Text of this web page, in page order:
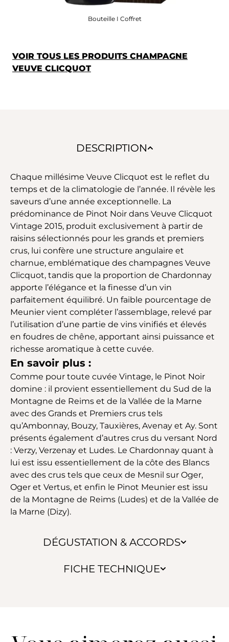
Bouteille I Coffret
VOIR TOUS LES PRODUITS CHAMPAGNE
VEUVE CLICQUOT
DESCRIPTION
DÉGUSTATION & ACCORDS
FICHE TECHNIQUE
Chaque millésime Veuve Clicquot est le reflet du
temps et de la climatologie de l’année. Il révèle les
saveurs d’une année exceptionnelle. La
prédominance de Pinot Noir dans Veuve Clicquot
Vintage 2015, produit exclusivement à partir de
raisins sélectionnés pour les grands et premiers
crus, lui confère une structure angulaire et
charnue, emblématique des champagnes Veuve
Clicquot, tandis que la proportion de Chardonnay
apporte l’élégance et la finesse d’un vin
parfaitement équilibré. Un faible pourcentage de
Meunier vient compléter l’assemblage, relevé par
l’utilisation d’une partie de vins vinifiés et élevés
en foudres de chêne, apportant ainsi puissance et
richesse aromatique à cette cuvée.
En savoir plus :
Comme pour toute cuvée Vintage, le Pinot Noir
domine : il provient essentiellement du Sud de la
Montagne de Reims et de la Vallée de la Marne
avec des Grands et Premiers crus tels
qu’Ambonnay, Bouzy, Tauxières, Avenay et Ay. Sont
présents également d’autres crus du versant Nord
: Verzy, Verzenay et Ludes. Le Chardonnay quant à
lui est issu essentiellement de la côte des Blancs
avec des crus tels que ceux de Mesnil sur Oger,
Oger et Vertus, et enfin le Pinot Meunier est issu
de la Montagne de Reims (Ludes) et de la Vallée de
la Marne (Dizy).